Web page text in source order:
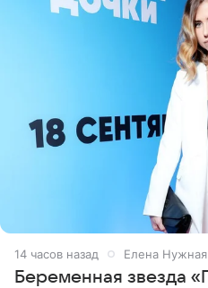
14 часов назад Елена Нужная
Беременная звезда